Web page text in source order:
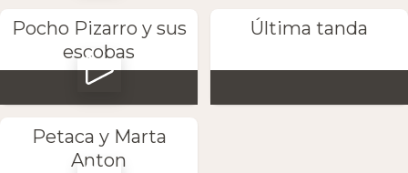
Pocho Pizarro y sus
escobas
Última tanda
Petaca y Marta
Anton